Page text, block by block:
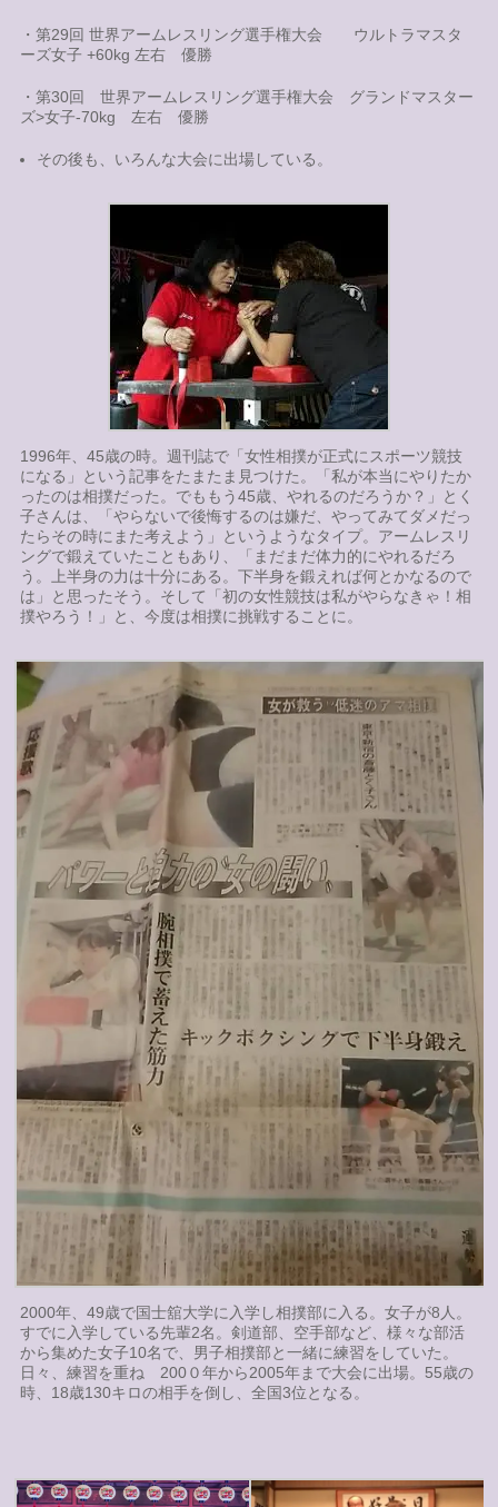
・第29回 世界アームレスリング選手権大会 ウルトラマスタ
ーズ女子 +60kg 左右 優勝
・第30回 世界アームレスリング選手権大会 グランドマスター
ズ>女子-70kg 左右 優勝
その後も、いろんな大会に出場している。
1996年、45歳の時。週刊誌で「女性相撲が正式にスポーツ競技
になる」という記事をたまたま見つけた。「私が本当にやりたか
ったのは相撲だった。でももう45歳、やれるのだろうか？」とく
子さんは、「やらないで後悔するのは嫌だ、やってみてダメだっ
たらその時にまた考えよう」というようなタイプ。アームレスリ
ングで鍛えていたこともあり、「まだまだ体力的にやれるだろ
う。上半身の力は十分にある。下半身を鍛えれば何とかなるので
は」と思ったそう。そして「初の女性競技は私がやらなきゃ！相
撲やろう！」と、今度は相撲に挑戦することに。
2000年、49歳で国士舘大学に入学し相撲部に入る。女子が8人。
すでに入学している先輩2名。剣道部、空手部など、様々な部活
から集めた女子10名で、男子相撲部と一緒に練習をしていた。
日々、練習を重ね 200０年から2005年まで大会に出場。55歳の
時、18歳130キロの相手を倒し、全国3位となる。